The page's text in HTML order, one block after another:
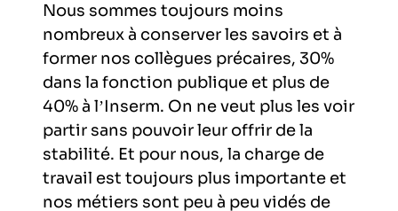
Nous sommes toujours moins
nombreux à conserver les savoirs et à
former nos collègues précaires, 30%
dans la fonction publique et plus de
40% à l’Inserm. On ne veut plus les voir
partir sans pouvoir leur offrir de la
stabilité. Et pour nous, la charge de
travail est toujours plus importante et
nos métiers sont peu à peu vidés de